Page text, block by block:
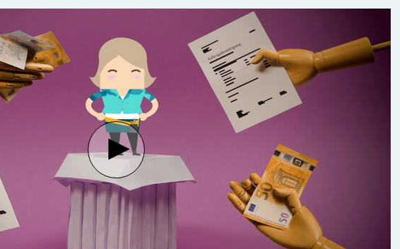
Verbindung mit Youtube herstellen und